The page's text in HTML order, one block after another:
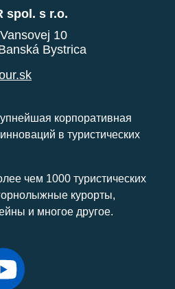
spol. s r.o.
10
Bystrica
корпоративная
в туристических
чем 1000 туристических
курорты,
и многое другое.